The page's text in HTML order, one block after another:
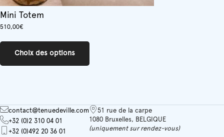
Mini Totem
510,00€
Choix des options
peuvent
être
choisies
contact@tenuedeville.com
+32 (0)2 310 04 01
+32 (0)492 20 36 01
51 rue de la carpe
1080 Bruxelles, BELGIQUE
(uniquement sur rendez-vous)